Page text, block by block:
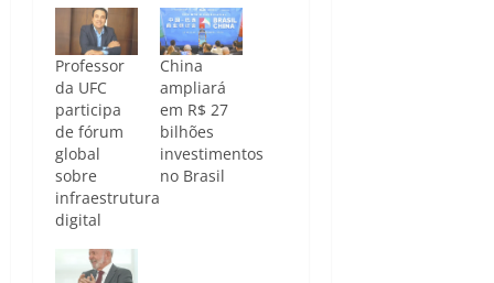
Professor
da UFC
participa
de fórum
global
sobre
infraestrutura
digital
China
ampliará
em R$ 27
bilhões
investimentos
no Brasil